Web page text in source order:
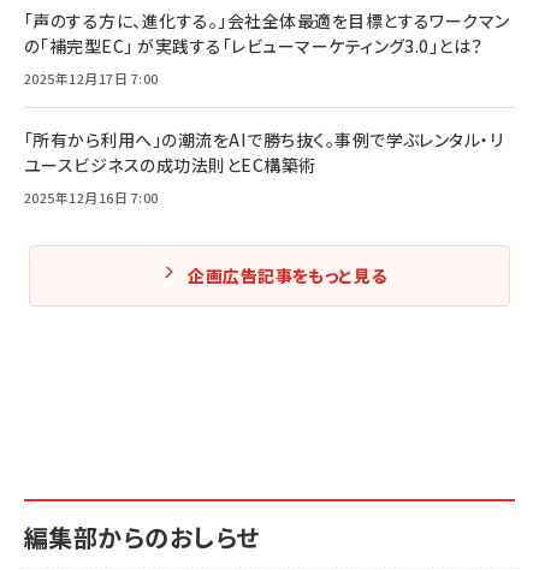
「声のする方に、進化する。」会社全体最適を目標とするワークマン
の「補完型EC」 が実践する「レビューマーケティング3.0」とは？
2025年12月17日 7:00
「所有から利用へ」の潮流をAIで勝ち抜く。事例で学ぶレンタル・リ
ユースビジネスの成功法則とEC構築術
2025年12月16日 7:00
企画広告記事をもっと見る
編集部からのおしらせ